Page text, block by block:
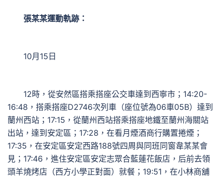
張某某運動軌跡：
10月15日
12時，從安然區搭乘搭座公交車達到西寧市；14:20-
16:48，搭乘搭座D2746次列車（座位號為06車05B）達到
蘭州西站；17:15，從蘭州西站搭乘搭座地鐵至蘭州海關站
出站，達到安定區；17:28，在看月煙酒商行購置捲煙；
17:35，在安定區安定西路188號四周與同班同窗韋某某會
見；17:46，進住安定區安定志眾合藍蓮花飯店，后前去領
頭羊燒烤店（西方小學正對面）就餐；19:51，在小林商舖